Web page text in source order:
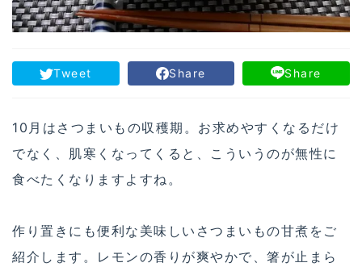
Tweet Share Share
10月はさつまいもの収穫期。お求めやすくなるだけ
でなく、肌寒くなってくると、こういうのが無性に
食べたくなりますよすね。
作り置きにも便利な美味しいさつまいもの甘煮をご
紹介します。レモンの香りが爽やかで、箸が止まら